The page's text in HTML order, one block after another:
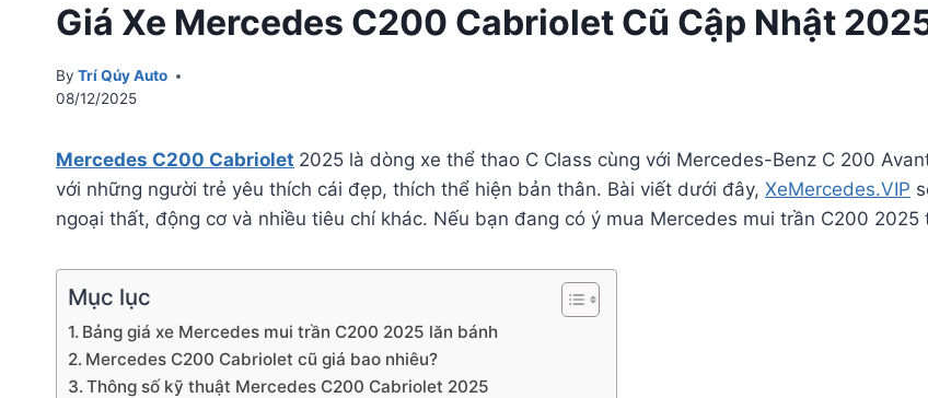
Giá Xe Mercedes C200 Cabriolet Cũ Cập Nhật
By Trí Qúy Auto
08/12/2025
Mercedes C200 Cabriolet 2025 là dòng xe thể thao C Class cùng với Mercedes-Benz C 200
với những người trẻ yêu thích cái đẹp, thích thể hiện bản thân. Bài viết dưới đây, XeMercedes.VIP
ngoại thất, động cơ và nhiều tiêu chí khác. Nếu bạn đang có ý mua Mercedes mui trần C200
Mục lục
Bảng giá xe Mercedes mui trần C200 2025 lăn bánh
Mercedes C200 Cabriolet cũ giá bao nhiêu?
Thông số kỹ thuật Mercedes C200 Cabriolet 2025